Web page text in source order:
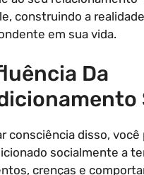
construindo a
em sua vida.
Da
consciência disso, você
socialmente a
crenças e